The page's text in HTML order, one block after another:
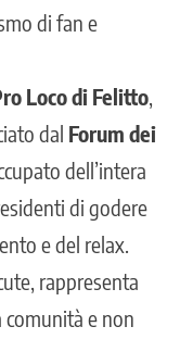
di fan e
Loco di Felitto
dal Forum dei
dell’intera
di godere
e del relax.
rappresenta
e non